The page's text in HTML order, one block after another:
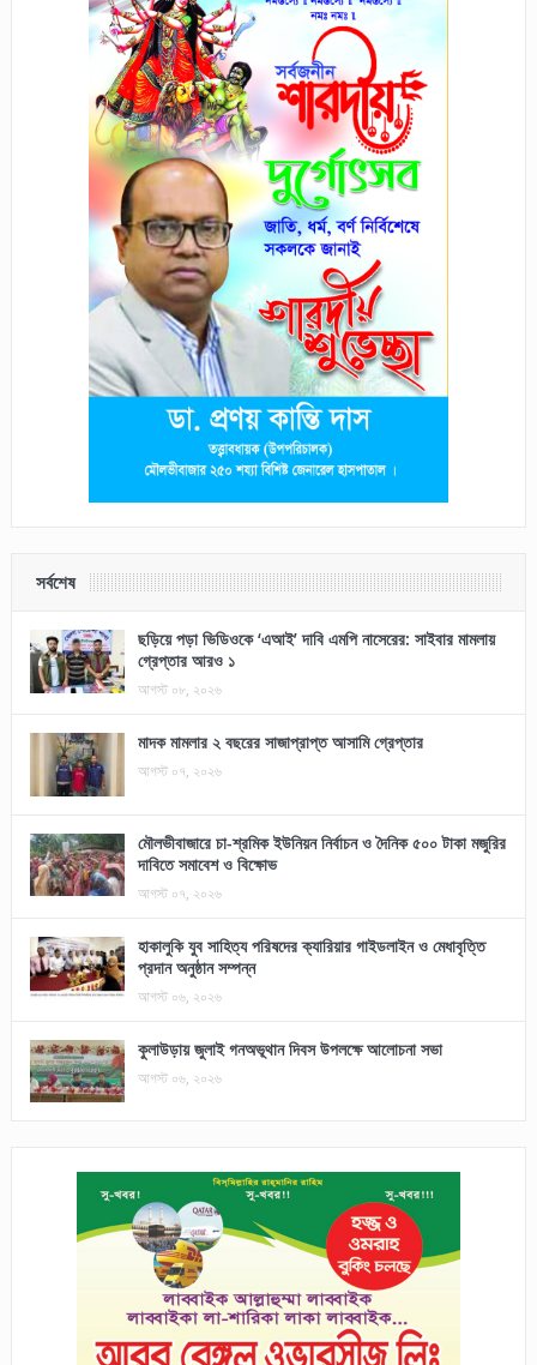
সর্বশেষ
ছড়িয়ে পড়া ভিডিওকে ‘এআই’ দাবি এমপি নাসেরের: সাইবার মামলায়
গ্রেপ্তার আরও ১
আগস্ট ০৮, ২০২৬
মাদক মামলার ২ বছরের সাজাপ্রাপ্ত আসামি গ্রেপ্তার
আগস্ট ০৭, ২০২৬
মৌলভীবাজারে চা-শ্রমিক ইউনিয়ন নির্বাচন ও দৈনিক ৫০০ টাকা মজুরির
দাবিতে সমাবেশ ও বিক্ষোভ
আগস্ট ০৭, ২০২৬
হাকালুকি যুব সাহিত্য পরিষদের ক্যারিয়ার গাইডলাইন ও মেধাবৃত্তি
প্রদান অনুষ্ঠান সম্পন্ন
আগস্ট ০৬, ২০২৬
কুলাউড়ায় জুলাই গনঅভূথান দিবস উপলক্ষে আলোচনা সভা
আগস্ট ০৬, ২০২৬